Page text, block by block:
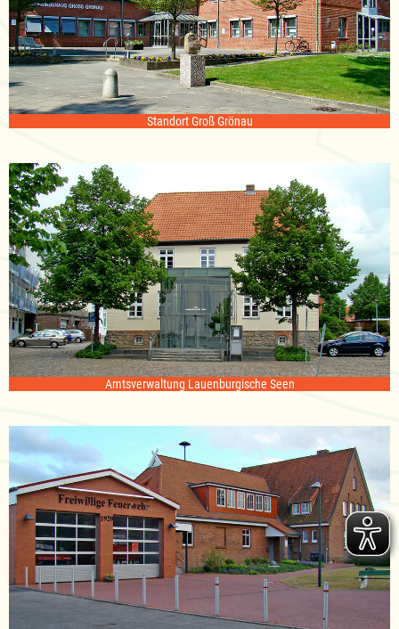
Standort Groß Grönau
Amtsverwaltung Lauenburgische Seen